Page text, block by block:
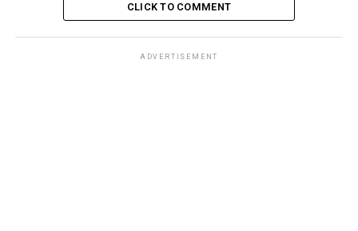
CLICK TO COMMENT
ADVERTISEMENT